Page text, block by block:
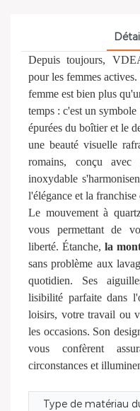
Depuis toujours,
pour les femmes actives.
femme est bien plus
temps : c'est un
épurées du boîtier et le
une beauté visuelle
romains, conçu
inoxydable
l'élégance et la franchise
Le mouvement à
vous permettant de
liberté. Étanche, la
sans problème aux
quotidien. Ses
lisibilité parfaite dans
loisirs, votre travail ou
les occasions. Son
vous confèrent
circonstances et
Type de matériau